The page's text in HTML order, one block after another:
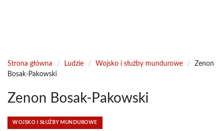
Strona główna / Ludzie / Wojsko i służby mundurowe /
Zenon
Bosak-Pakowski
Zenon Bosak-Pakowski
WOJSKO I SŁUŻBY MUNDUROWE